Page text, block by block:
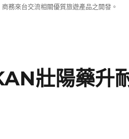
務來台交流相關優質旅遊產品之開發。
壯陽藥升